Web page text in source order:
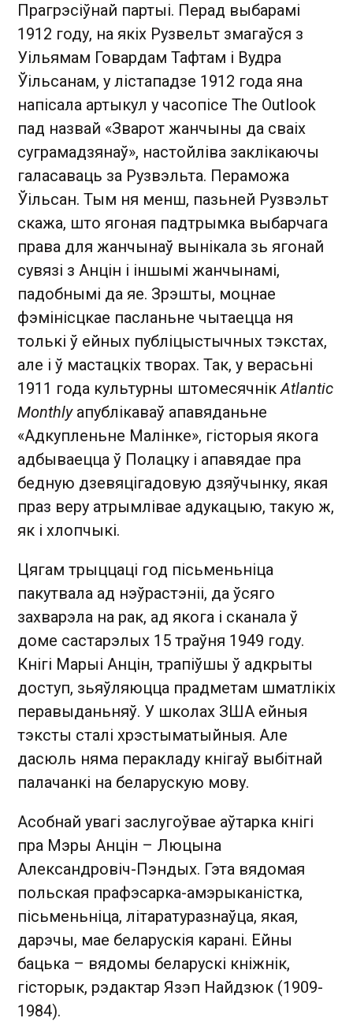
Прагрэсіўнай партыі. Перад выбарамі
1912 году, на якіх Рузвельт змагаўся з
Уільямам Говардам Тафтам і Вудра
Ўільсанам, у лістападзе 1912 года яна
напісала артыкул у часопісе The Outlook
пад назвай «Зварот жанчыны да сваіх
суграмадзянаў», настойліва заклікаючы
галасаваць за Рузвэльта. Пераможа
Ўільсан. Тым ня менш, пазьней Рузвэльт
скажа, што ягоная падтрымка выбарчага
права для жанчынаў вынікала зь ягонай
сувязі з Анцін і іншымі жанчынамі,
падобнымі да яе. Зрэшты, моцнае
фэмінісцкае пасланьне чытаецца ня
толькі ў ейных публіцыстычных тэкстах,
але і ў мастацкіх творах. Так, у верасьні
1911 года культурны штомесячнікAtlantic
Monthlyапублікаваў апавяданьне
«Адкупленьне Малінке», гісторыя якога
адбываецца ў Полацку і ​​апавядае пра
бедную дзевяцігадовую дзяўчынку, якая
праз веру атрымлівае адукацыю, такую ​​ж,
як і хлопчыкі.
Цягам трыццаці год пісьменьніца
пакутвала ад нэўрастэніі, да ўсяго
захварэла на рак, ад якога і сканала ў
доме састарэлых 15 траўня 1949 году.
Кнігі Марыі Анцін, трапіўшы ў адкрыты
доступ, зьяўляюцца прадметам шматлікіх
перавыданьняў. У школах ЗША ейныя
тэксты сталі хрэстыматыйныя. Але
дасюль няма перакладу кнігаў выбітнай
палачанкі на беларускую мову.
Асобнай увагі заслугоўвае аўтарка кнігі
пра Мэры Анцін – Люцына
Александровіч-Пэндых. Гэта вядомая
польская прафэсарка-амэрыканістка,
пісьменьніца, літаратуразнаўца, якая,
дарэчы, мае беларускія карані. Ейны
бацька – вядомы беларускі кніжнік,
гісторык, рэдактар Язэп Найдзюк (1909-
1984).